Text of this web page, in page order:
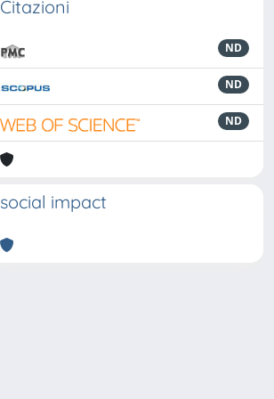
Citazioni
ND
ND
ND
social impact